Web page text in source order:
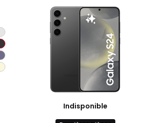
Indisponible